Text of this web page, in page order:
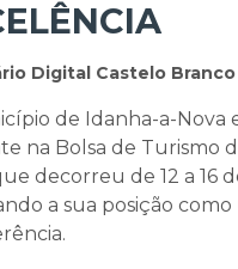
Digital Castelo Branco
de Idanha-a-Nova
na Bolsa de Turismo
decorreu de 12 a 16
a sua posição